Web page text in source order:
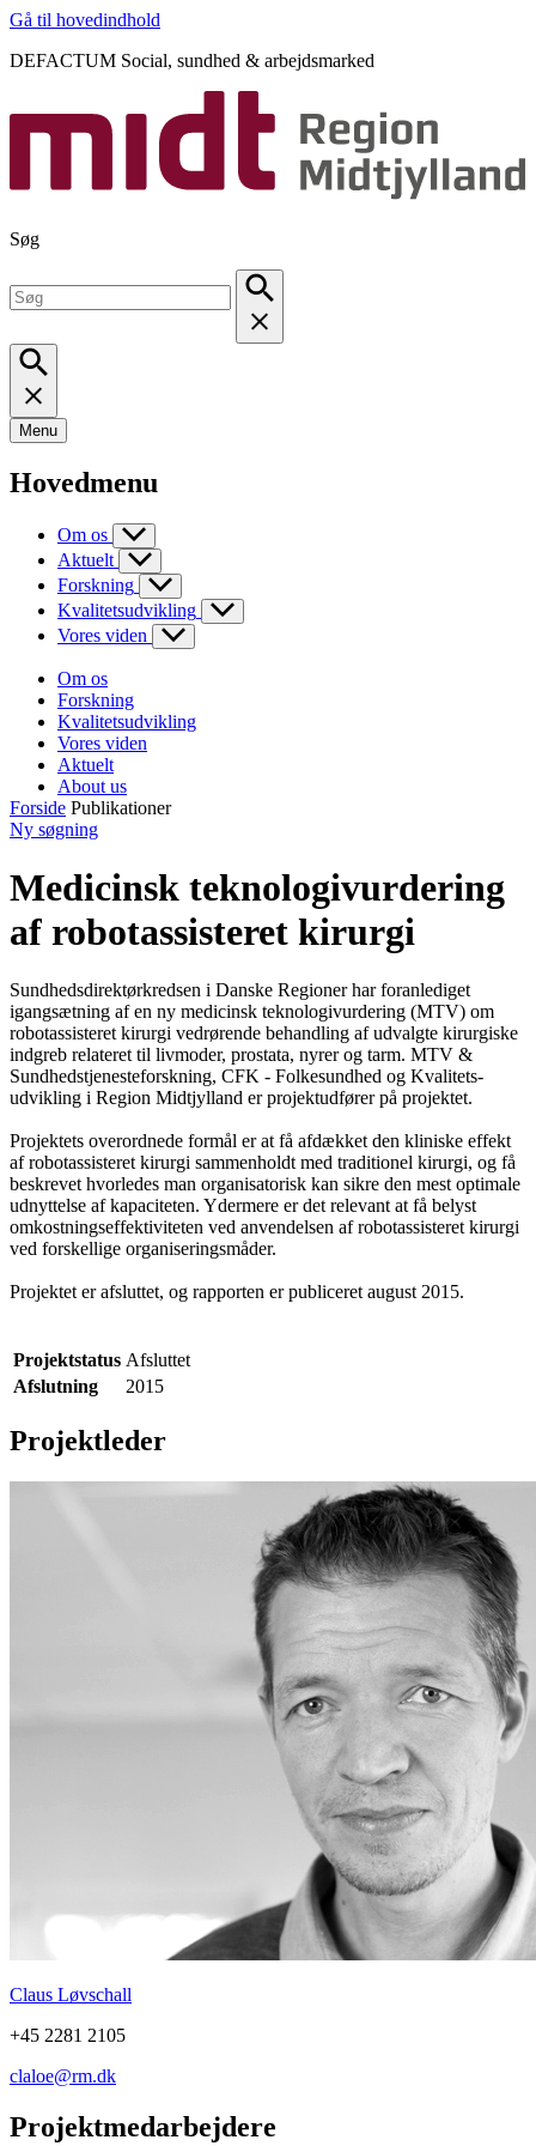
Gå til hovedindhold
DEFACTUM Social, sundhed & arbejdsmarked
Søg
Menu
Hovedmenu
Om os
Aktuelt
Forskning
Kvalitetsudvikling
Vores viden
Om os
Forskning
Kvalitetsudvikling
Vores viden
Aktuelt
About us
Forside Publikationer
Ny søgning
Medicinsk teknologivurdering
af robotassisteret kirurgi
Sundhedsdirektørkredsen i Danske Regioner har foranlediget
igangsætning af en ny medicinsk teknologivurdering (MTV) om
robotassisteret kirurgi vedrørende behandling af udvalgte kirurgiske
indgreb relateret til livmoder, prostata, nyrer og tarm. MTV &
Sundhedstjenesteforskning, CFK - Folkesundhed og Kvalitets-
udvikling i Region Midtjylland er projektudfører på projektet.
Projektets overordnede formål er at få afdækket den kliniske effekt
af robotassisteret kirurgi sammenholdt med traditionel kirurgi, og få
beskrevet hvorledes man organisatorisk kan sikre den mest optimale
udnyttelse af kapaciteten. Ydermere er det relevant at få belyst
omkostningseffektiviteten ved anvendelsen af robotassisteret kirurgi
ved forskellige organiseringsmåder.
Projektet er afsluttet, og rapporten er publiceret august 2015.
Projektstatus Afsluttet
Afslutning
2015
Projektleder
Claus Løvschall
+45 2281 2105
claloe@rm.dk
Projektmedarbejdere